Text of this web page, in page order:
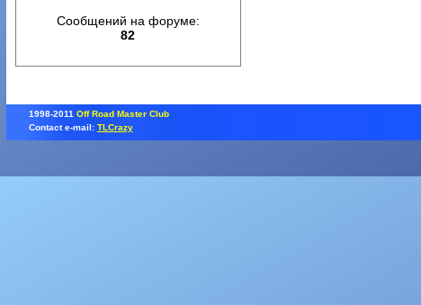
Сообщений на форуме:
82
1998-2011 Off Road Master Club
Contact e-mail: TLCrazy